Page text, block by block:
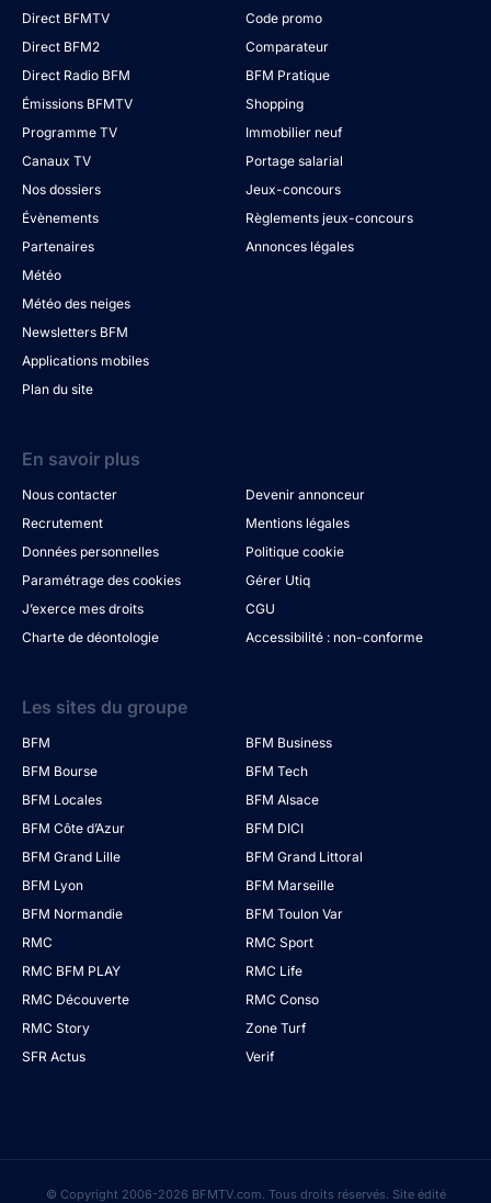
Direct BFMTV
Direct BFM2
Direct Radio BFM
Émissions BFMTV
Programme TV
Canaux TV
Nos dossiers
Évènements
Partenaires
Météo
Météo des neiges
Newsletters BFM
Applications mobiles
Plan du site
Code promo
Comparateur
BFM Pratique
Shopping
Immobilier neuf
Portage salarial
Jeux-concours
Règlements jeux-concours
Annonces légales
En savoir plus
Nous contacter
Devenir annonceur
Recrutement
Mentions légales
Données personnelles
Politique cookie
Paramétrage des cookies
Gérer Utiq
J’exerce mes droits
CGU
Charte de déontologie
Accessibilité : non-conforme
Les sites du groupe
BFM
BFM Business
BFM Bourse
BFM Tech
BFM Locales
BFM Alsace
BFM Côte d’Azur
BFM DICI
BFM Grand Lille
BFM Grand Littoral
BFM Lyon
BFM Marseille
BFM Normandie
BFM Toulon Var
RMC
RMC Sport
RMC BFM PLAY
RMC Life
RMC Découverte
RMC Conso
RMC Story
Zone Turf
SFR Actus
Verif
© Copyright 2006-2026 BFMTV.com. Tous droits réservés. Site édité